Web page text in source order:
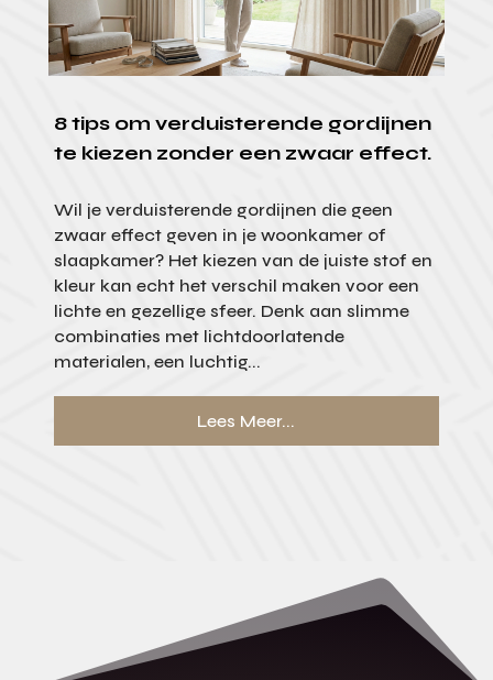
8 tips om verduisterende gordijnen
te kiezen zonder een zwaar effect.
Wil je verduisterende gordijnen die geen
zwaar effect geven in je woonkamer of
slaapkamer? Het kiezen van de juiste stof en
kleur kan echt het verschil maken voor een
lichte en gezellige sfeer. Denk aan slimme
combinaties met lichtdoorlatende
materialen, een luchtig...
Lees Meer...